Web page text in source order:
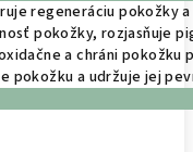
regeneráciu pokožky
pokožky, rozjasňuje
a chráni pokožku
pokožku a udržuje jej